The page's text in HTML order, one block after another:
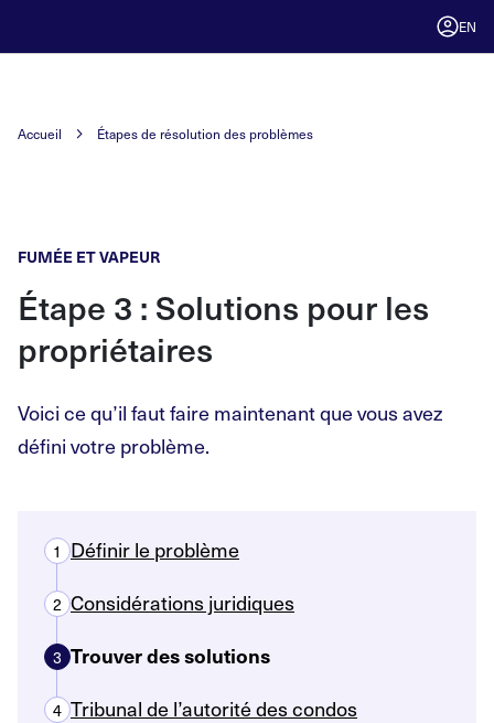
EN
Accueil Étapes de résolution des problèmes
FUMÉE ET VAPEUR
Étape 3 : Solutions pour les
propriétaires
Voici ce qu’il faut faire maintenant que vous avez
défini votre problème.
1 Définir le problème
2 Considérations juridiques
3 Trouver des solutions
4 Tribunal de l’autorité des condos